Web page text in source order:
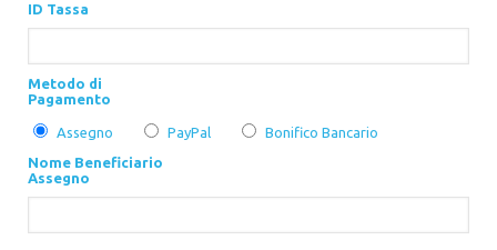
ID Tassa
Metodo di
Pagamento
Assegno PayPal
Bonifico Bancario
Nome Beneficiario
Assegno